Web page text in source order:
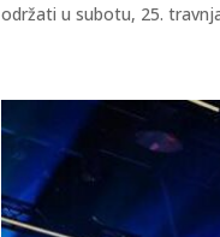
održati u subotu, 25.